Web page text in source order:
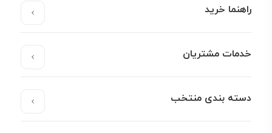
راهنما خرید
خدمات مشتریان
دسته بندی منتخب